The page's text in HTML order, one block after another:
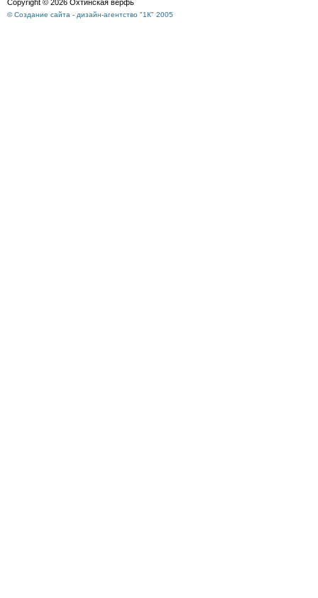
Copyright © 2026 Охтинская верфь
© Создание сайта - дизайн-агентство "1К" 2005